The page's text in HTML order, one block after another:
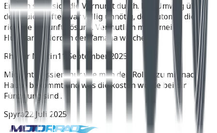
Endlich setzt sich die Vernunft durch. Der Umweg über
den Quickshifter war völlig unnötig, der Automat die
richtige Zukunftslösung. Vermutlich muss meine
Husqvarna Norden der Yamaha weichen.
Rhyner Martin11 September 2025
Mich interessiert nur wie man den Roller zu mir nach
Hause bekommt und was die kosten würde bei dir
Fünzirung sind .
Spyra22 Juli 2025